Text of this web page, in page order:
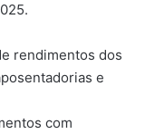
rendimentos dos
e
com